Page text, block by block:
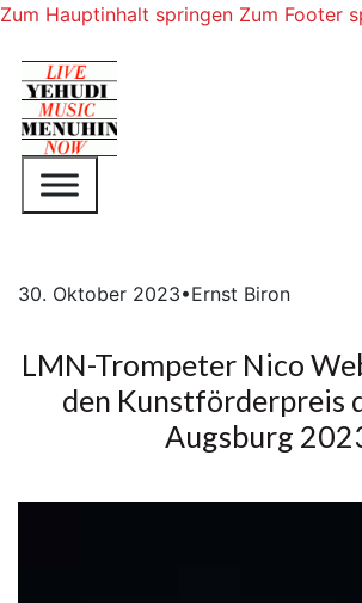
Zum Hauptinhalt springen Zum Footer
30. Oktober 2023•Ernst Biron
LMN-Trompeter Nico
den Kunstförderpreis
Augsburg